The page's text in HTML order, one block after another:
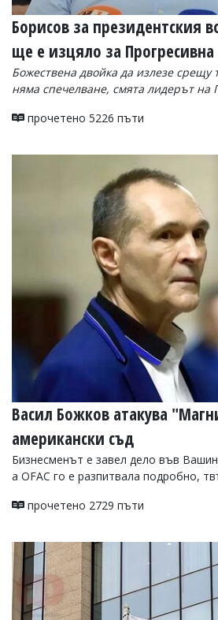
Борисов за президентския
ще е изцяло за
Божествена двойка да излезе срещу
няма спечелване, смята лидерът на
прочетено 5226 пъти
Васил Божков атакува
американски съд
Бизнесменът е завел дело във
а OFAC го е разпитвала подробно,
прочетено 2729 пъти